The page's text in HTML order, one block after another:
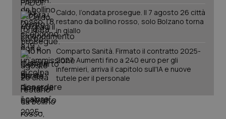
Caldo, l’ondata prosegue. Il 7 agosto 26 città
restano da bollino rosso, solo Bolzano torna
in giallo
Comparto Sanità. Firmato il contratto 2025-
2027. Aumenti fino a 240 euro per gli
infermieri, arriva il capitolo sull'IA e nuove
tutele per il personale